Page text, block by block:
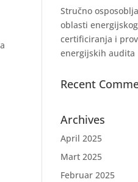
Stručno
oblasti energijskog
certificiranja i
energijskih audita
Recent
Archives
April 2025
Mart 2025
Februar 2025